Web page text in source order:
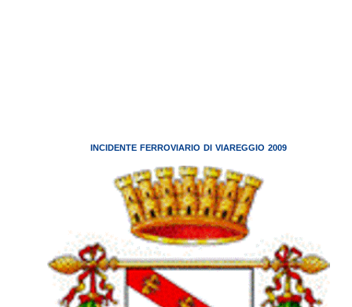
INCIDENTE FERROVIARIO DI VIAREGGIO 2009